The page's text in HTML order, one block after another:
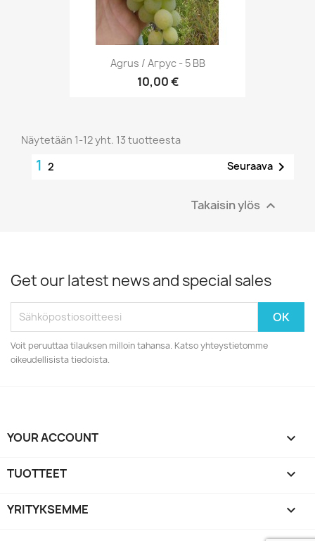
Agrus / Агрус - 5 BB
10,00 €
Näytetään 1-12 yht. 13 tuotteesta
1 2 Seuraava 
Takaisin ylös 
Get our latest news and special sales
Voit peruuttaa tilauksen milloin tahansa. Katso yhteystietomme
oikeudellisista tiedoista.
YOUR ACCOUNT 
TUOTTEET 
YRITYKSEMME 